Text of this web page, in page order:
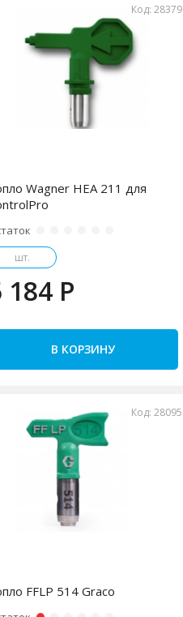
Код: 28379
Wagner HEA 211 для
шт.
184 P
В КОРЗИНУ
Код: 28095
FFLP 514 Graco